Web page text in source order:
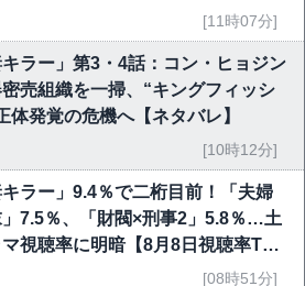
[11時07分]
キラー」第3・4話：コン・ヒョジン
売組織を一掃、“キングフィッシ
体発覚の危機へ【ネタバレ】
[10時12分]
キラー」9.4％で二桁目前！「夫婦
7.5％、「財閥×刑事2」5.8％…土
視聴率に明暗【8月8日視聴率TO
[08時51分]